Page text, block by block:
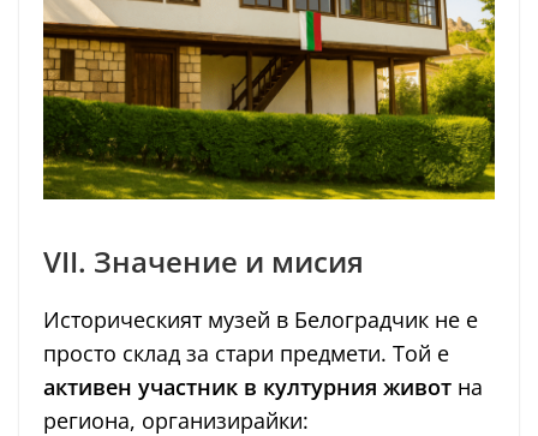
VII. Значение и мисия
Историческият музей в Белоградчик не е
просто склад за стари предмети. Той е
активен участник в културния живот на
региона, организирайки: